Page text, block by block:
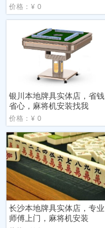
价格：¥ 0
银川本地牌具实体店，省钱
省心，麻将机安装找我
价格：¥ 0
长沙本地牌具实体店，专业
师傅上门，麻将机安装